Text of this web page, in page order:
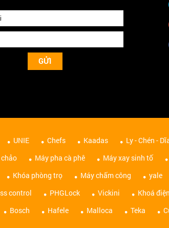
UNIE Chefs Kaadas
Ly - Chén -
Máy pha cà phê Máy xay sinh tố
Khóa phòng trọ Máy chấm công yale
control PHGLock Vickini
Khoá
Bosch Hafele Malloca Teka